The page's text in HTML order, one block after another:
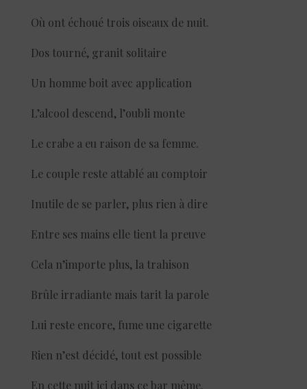
Où ont échoué trois oiseaux de nuit.
Dos tourné, granit solitaire
Un homme boit avec application
L’alcool descend, l’oubli monte
Le crabe a eu raison de sa femme.
Le couple reste attablé au comptoir
Inutile de se parler, plus rien à dire
Entre ses mains elle tient la preuve
Cela n’importe plus, la trahison
Brûle irradiante mais tarit la parole
Lui reste encore, fume une cigarette
Rien n’est décidé, tout est possible
En cette nuit ici dans ce bar même.